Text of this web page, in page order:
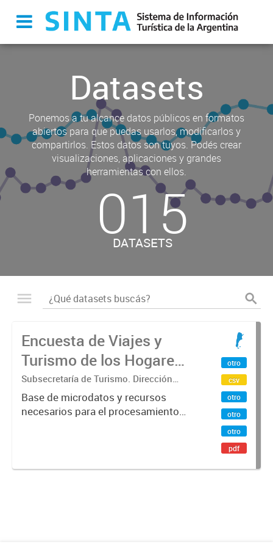
Datasets
Ponemos a tu alcance datos públicos en formatos
abiertos para que puedas usarlos, modificarlos y
compartirlos. Estos datos son tuyos. Podés crear
visualizaciones, aplicaciones y grandes
herramientas con ellos.
015
DATASETS
Encuesta de Viajes y
Turismo de los Hogares
(EVyTH) - Microdatos
Subsecretaría de Turismo. Dirección
Nacional de Mercados y Estadística
Base de microdatos y recursos
necesarios para el procesamiento
otro
csv
otro
otro
otro
pdf